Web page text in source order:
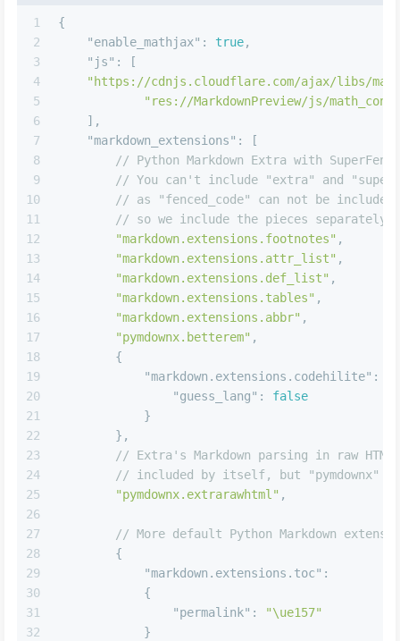
1
2
3
4
5
6
7
8
9
10
11
12
13
14
15
16
17
18
19
20
21
22
23
24
25
26
27
28
29
30
31
32
{
"enable_mathjax" : true,
"js" :
[
"https://cdnjs.cloudflare.com/ajax/libs/
"res://MarkdownPreview/js/
] ,
"markdown_extensions" :
[
// Python Markdown Extra with
// You can't include "extra" and
// as "fenced_code" can not be
// so we include the pieces separately.
"markdown.extensions.footnotes" ,
"markdown.extensions.attr_list" ,
"markdown.extensions.def_list" ,
"markdown.extensions.tables" ,
"markdown.extensions.abbr" ,
"pymdownx.betterem" ,
{
"markdown.extensions.codehilite" :
"guess_lang" :
false
}
} ,
// Extra's Markdown parsing in raw HTML
// included by itself, but "pymdownx"
"pymdownx.extrarawhtml" ,
// More default Python Markdown
{
"markdown.extensions.toc" :
{
"permalink" :
"\ue157"
}